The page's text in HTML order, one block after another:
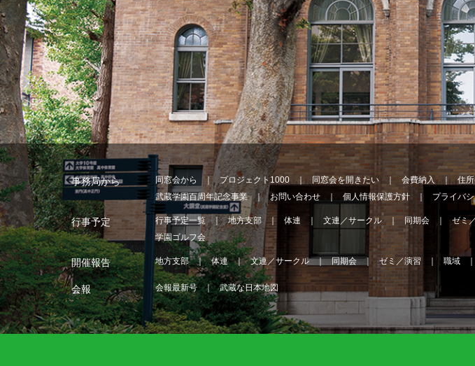
事務局から 同窓会から プロジェクト1000 同窓会を開きたい 会費納入 住
武蔵学園百周年記念事業
お問い合わせ 個人情報保護方針 プライバ
行事予定 行事予定一覧 地方支部 体連 文連／サークル 同期会 ゼミ
学園ゴルフ会
開催報告 地方支部 体連 文連／サークル 同期会 ゼミ／演習 職域
会報 会報最新号 武蔵な日本地図